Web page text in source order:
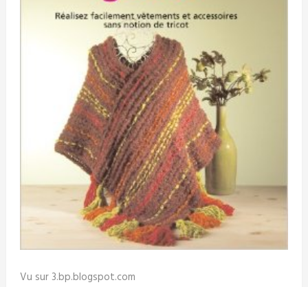
Vu sur 3.bp.blogspot.com